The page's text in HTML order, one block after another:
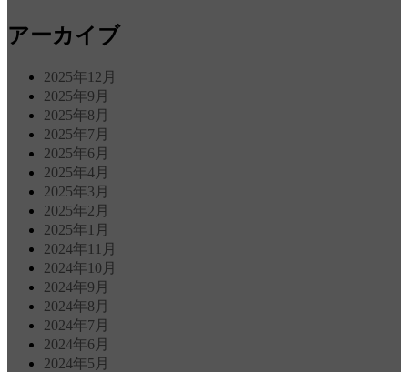
アーカイブ
2025年12月
2025年9月
2025年8月
2025年7月
2025年6月
2025年4月
2025年3月
2025年2月
2025年1月
2024年11月
2024年10月
2024年9月
2024年8月
2024年7月
2024年6月
2024年5月